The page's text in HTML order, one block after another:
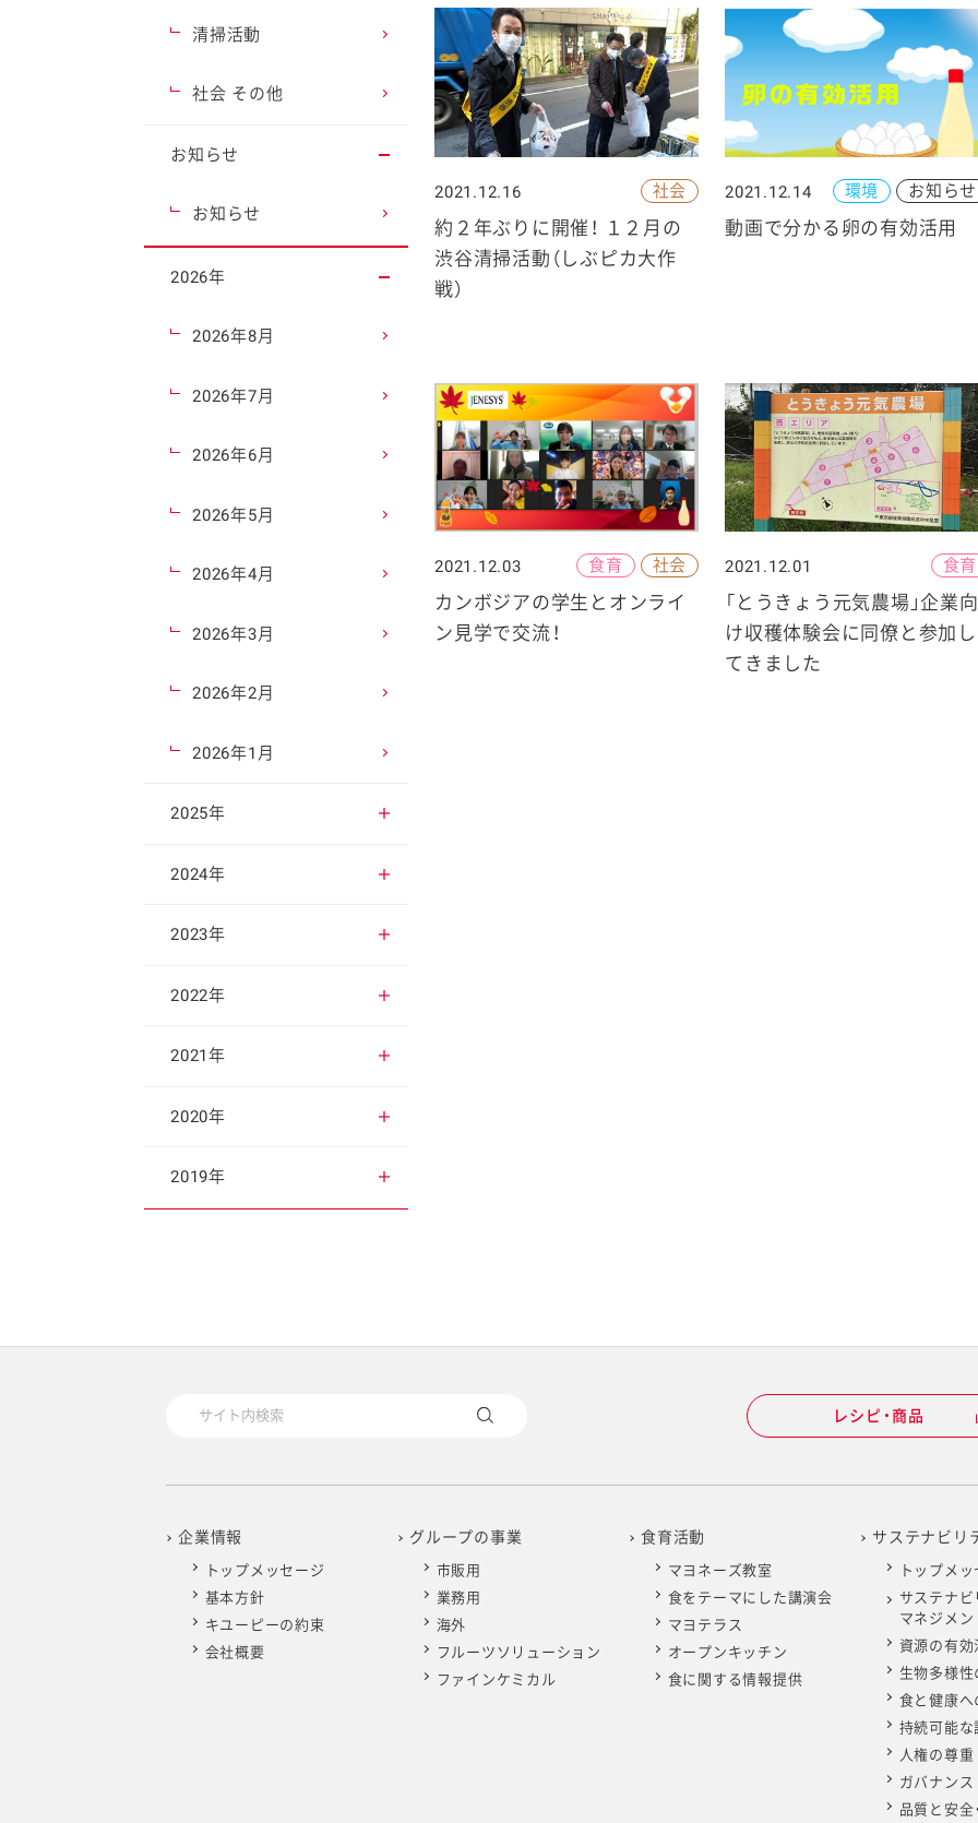
社会
2021.12.16
約２年ぶりに開催！ １２月の
渋谷清掃活動（しぶピカ大作
戦）
環境 お知らせ
2021.12.14
動画で分かる卵の有効活用
食育 社会
2021.12.03
カンボジアの学生とオンライ
ン見学で交流！
食育
2021.12.01
「とうきょう元気農場」企業向
け収穫体験会に同僚と参加し
てきました
清掃活動
社会 その他
お知らせ
お知らせ
2026年
2026年8月
2026年7月
2026年6月
2026年5月
2026年4月
2026年3月
2026年2月
2026年1月
2025年
2025年12月
2025年11月
2025年10月
2025年9月
2025年8月
2025年7月
2025年4月
2025年3月
2025年1月
2024年
2024年12月
2024年11月
2024年10月
2024年9月
2024年8月
2024年5月
2024年4月
2024年2月
2024年1月
2023年
2023年12月
2023年11月
2023年10月
2023年9月
2023年6月
2023年5月
2023年3月
2023年2月
2023年1月
2022年
2022年12月
2022年11月
2022年10月
2022年7月
2022年6月
2022年4月
2022年3月
2022年2月
2021年
2021年12月
2021年11月
2021年7月
2021年5月
2021年4月
2021年3月
2020年
2020年12月
2020年8月
2020年6月
2020年5月
2020年4月
2019年
2019年9月
2019年7月
2019年6月
2019年5月
レシピ・商品
企業情報
トップメッセージ
基本方針
キユーピーの約束
会社概要
グループの事業
市販用
業務用
海外
フルーツソリューション
ファインケミカル
食育活動
マヨネーズ教室
食をテーマにした講演会
マヨテラス
オープンキッチン
食に関する情報提供
サステナビリ
トップメ
サステナビ
マネジメン
資源の有効
生物多様性
食と健康へ
持続可能な
人権の尊重
ガバナンス
品質と安全